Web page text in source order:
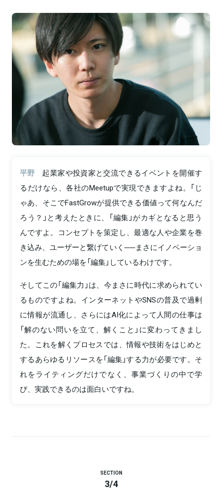
平野
起業家や投資家と交流できるイベントを開催す
るだけなら、各社のMeetupで実現できますよね。「じ
ゃあ、そこでFastGrowが提供できる価値って何なんだ
ろう？」と考えたときに、「編集」がカギとなると思う
んですよ。コンセプトを策定し、最適な人や企業を巻
き込み、ユーザーと繋げていく──まさにイノベーショ
ンを生むための場を「編集」しているわけです。
そしてこの「編集力」は、今まさに時代に求められてい
るものですよね。インターネットやSNSの普及で過剰
に情報が流通し、さらにはAI化によって人間の仕事は
「解のない問いを立て、解くこと」に変わってきまし
た。これを解くプロセスでは、情報や技術をはじめと
するあらゆるリソースを「編集」する力が必要です。そ
れをライティングだけでなく、事業づくりの中で学
び、実践できるのは面白いですね。
SECTION
3/4